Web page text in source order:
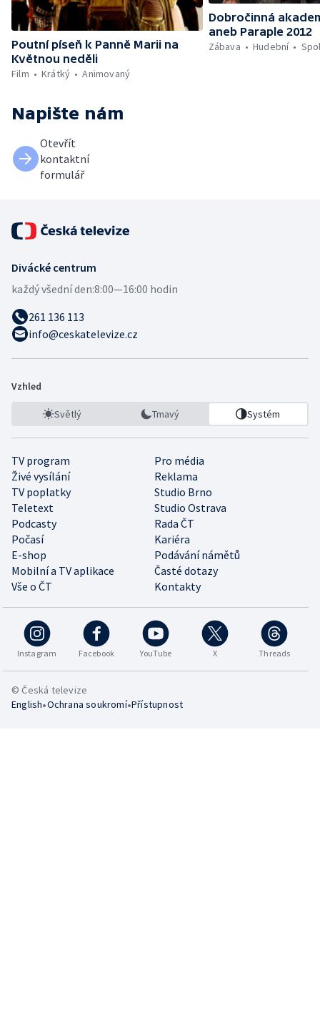
Poutní píseň k Panně Marii na
Květnou neděli
Film
Krátký Animovaný
Dobročinná
aneb Paraple 2012
Zábava
Hudební
Napište nám
Otevřít
kontaktní
formulář
Divácké centrum
každý všední den:8:00—16:00 hodin
261 136 113
info@ceskatelevize.cz
Vzhled
Světlý Tmavý Systém
TV program
Pro média
Živé vysílání
Reklama
TV poplatky
Studio Brno
Teletext
Studio Ostrava
Podcasty
Rada ČT
Počasí
Kariéra
E-shop
Podávání námětů
Mobilní a TV aplikace
Časté dotazy
Vše o ČT
Kontakty
Instagram Facebook YouTube X Threads
© Česká televize
English•Ochrana soukromí•Přístupnost